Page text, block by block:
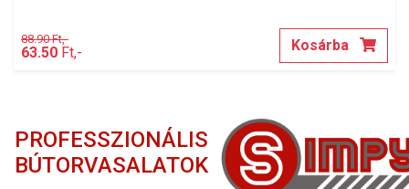
88.90 Ft,-
63.50 Ft,- Kosárba
PROFESSZIONÁLIS
BÚTORVASALATOK